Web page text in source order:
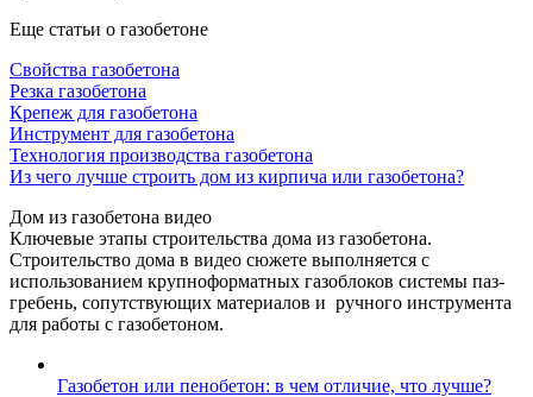
Еще статьи о газобетоне
Свойства газобетона
Резка газобетона
Крепеж для газобетона
Инструмент для газобетона
Технология производства газобетона
Из чего лучше строить дом из кирпича или газобетона?
Дом из газобетона видео
Ключевые этапы строительства дома из газобетона.
Строительство дома в видео сюжете выполняется с
использованием крупноформатных газоблоков системы паз-
гребень, сопутствующих материалов и ручного инструмента
для работы с газобетоном.
Газобетон или пенобетон: в чем отличие, что лучше?